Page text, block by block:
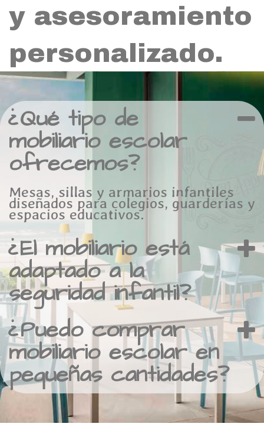
y asesoramiento
personalizado.
¿Qué tipo de
mobiliario escolar
ofrecemos?
Mesas, sillas y armarios infantiles
diseñados para colegios, guarderías y
espacios educativos.
¿El mobiliario está
adaptado a la
seguridad infantil?
¿Puedo comprar
mobiliario escolar en
pequeñas cantidades?